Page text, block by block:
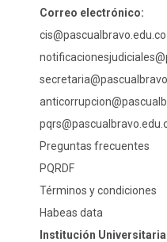
Correo electrónico:
cis@pascualbravo.edu.co
Preguntas frecuentes
PQRDF
Términos y condiciones
Habeas data
Institución